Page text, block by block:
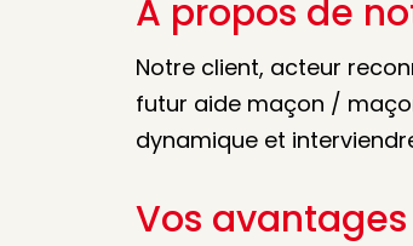
A propos de
Notre client, acteur
futur aide maçon /
dynamique et
Vos